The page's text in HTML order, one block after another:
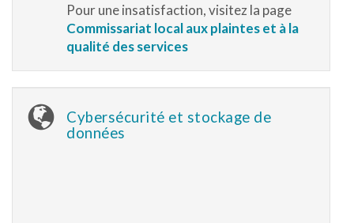
Pour une insatisfaction, visitez la page
Commissariat local aux plaintes et à la
qualité des services
Cybersécurité et stockage de
données